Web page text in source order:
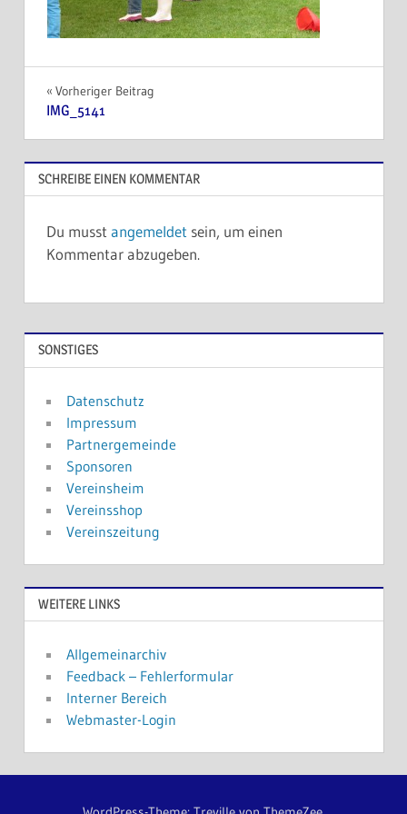
Beitragsnavigation
Vorheriger Beitrag
IMG_5141
SCHREIBE EINEN KOMMENTAR
Du musst angemeldet sein, um einen
Kommentar abzugeben.
SONSTIGES
Datenschutz
Impressum
Partnergemeinde
Sponsoren
Vereinsheim
Vereinsshop
Vereinszeitung
WEITERE LINKS
Allgemeinarchiv
Feedback – Fehlerformular
Interner Bereich
Webmaster-Login